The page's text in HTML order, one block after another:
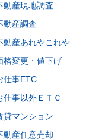
動産現地調査
動産調査
動産あれやこれや
格変更・値下げ
仕事ETC
仕事以外ＥＴＣ
貸マンション
動産任意売却